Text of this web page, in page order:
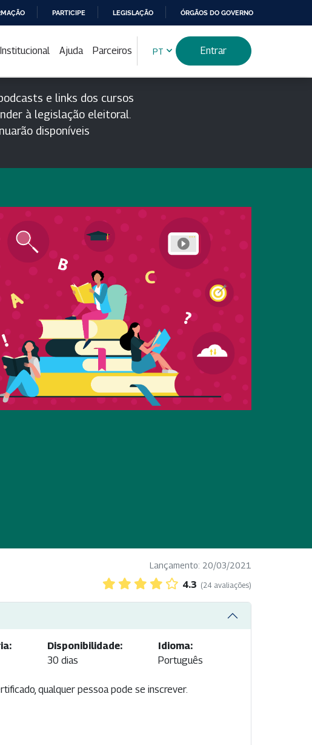
PARTICIPE LEGISLAÇÃO ÓRGÃOS DO GOVERNO
Institucional Ajuda Parceiros PT Entrar
e links dos cursos
à legislação eleitoral.
disponíveis
Lançamento: 20/03/2021
4.3 (24 avaliações)
Disponibilidade:
30 dias
Idioma:
Português
qualquer pessoa pode se inscrever.